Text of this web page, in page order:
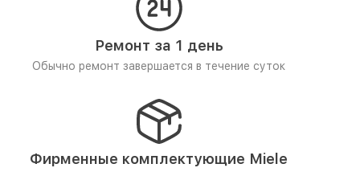
Ремонт за 1 день
Обычно ремонт завершается в течение суток
Фирменные комплектующие Miele